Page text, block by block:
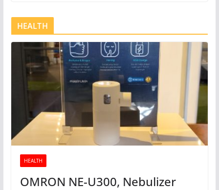
HEALTH
HEALTH
OMRON NE-U300, Nebulizer